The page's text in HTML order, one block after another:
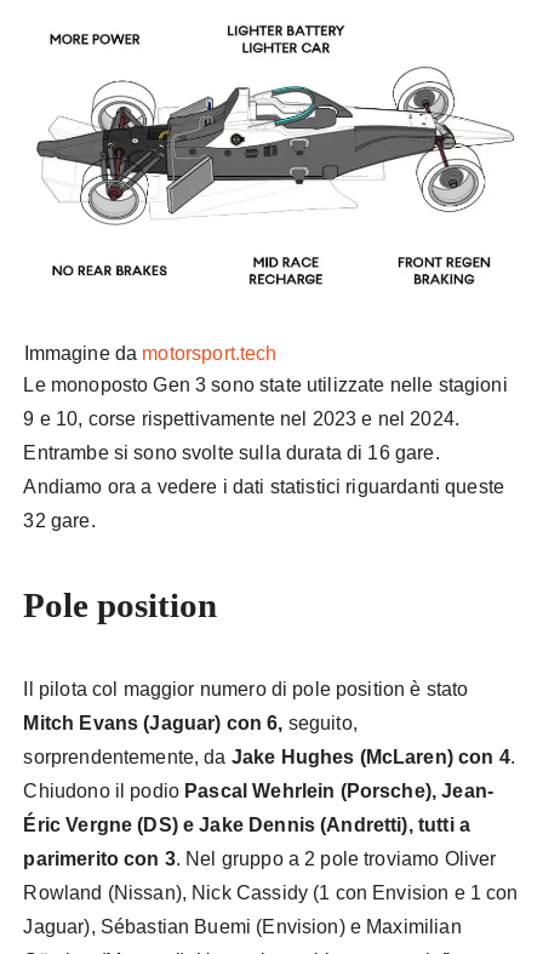
Immagine da motorsport.tech
Le monoposto Gen 3 sono state utilizzate nelle stagioni
9 e 10, corse rispettivamente nel 2023 e nel 2024.
Entrambe si sono svolte sulla durata di 16 gare.
Andiamo ora a vedere i dati statistici riguardanti queste
32 gare.
Pole position
Il pilota col maggior numero di pole position è stato
Mitch Evans (Jaguar) con 6, seguito,
sorprendentemente, da Jake Hughes (McLaren) con 4.
Chiudono il podio Pascal Wehrlein (Porsche), Jean-
Éric Vergne (DS) e Jake Dennis (Andretti), tutti a
parimerito con 3. Nel gruppo a 2 pole troviamo Oliver
Rowland (Nissan), Nick Cassidy (1 con Envision e 1 con
Jaguar), Sébastian Buemi (Envision) e Maximilian